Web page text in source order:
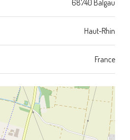
68740 Balgau
Haut-Rhin
France